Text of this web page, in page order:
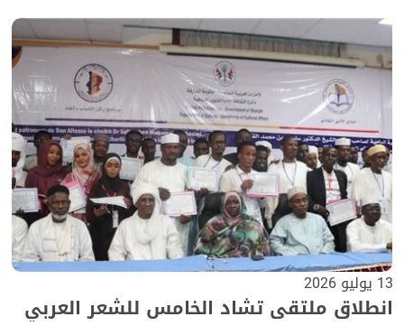
13 يوليو 2026
انطلاق ملتقى تشاد الخامس للشعر العربي